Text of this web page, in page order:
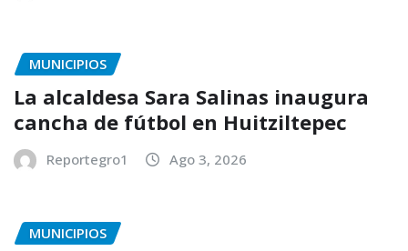
MUNICIPIOS
La alcaldesa Sara Salinas inaugura
cancha de fútbol en Huitziltepec
Reportegro1 Ago 3, 2026
MUNICIPIOS